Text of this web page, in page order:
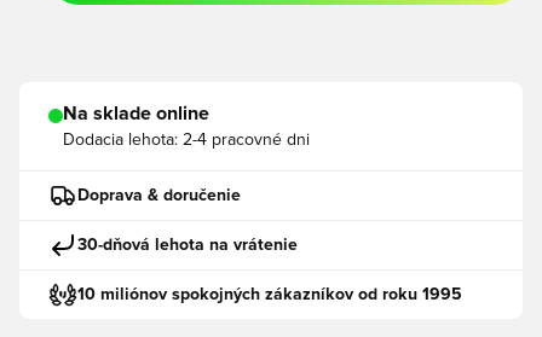
Na sklade online
Dodacia lehota: 2-4 pracovné dni
Doprava & doručenie
30-dňová lehota na vrátenie
10 miliónov spokojných zákazníkov od roku 1995